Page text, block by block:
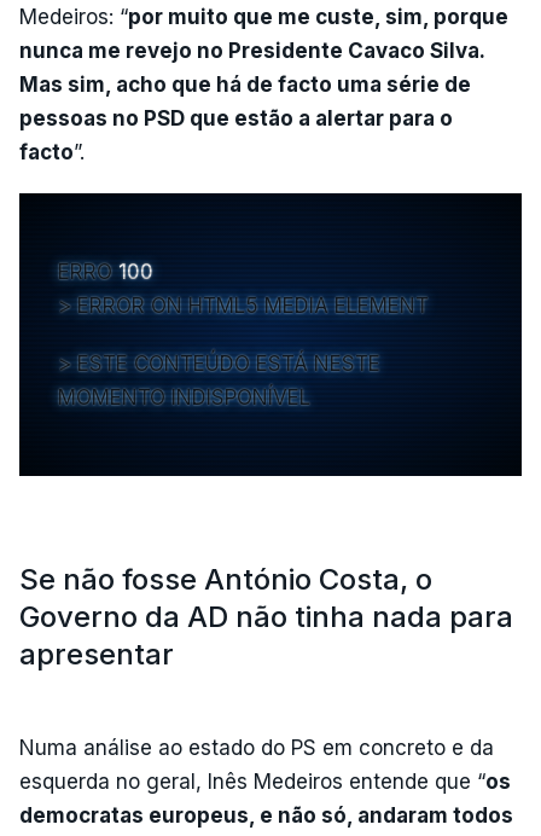
Medeiros: “por muito que me custe, sim, porque
nunca me revejo no Presidente Cavaco Silva.
Mas sim, acho que há de facto uma série de
pessoas no PSD que estão a alertar para o
facto”.
ERRO 100
ERROR ON HTML5 MEDIA ELEMENT
ESTE CONTEÚDO ESTÁ NESTE
MOMENTO INDISPONÍVEL
Se não fosse António Costa, o
Governo da AD não tinha nada para
apresentar
Numa análise ao estado do PS em concreto e da
esquerda no geral, Inês Medeiros entende que “os
democratas europeus, e não só, andaram todos